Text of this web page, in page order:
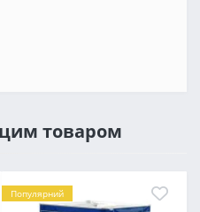
товаром
Популярний